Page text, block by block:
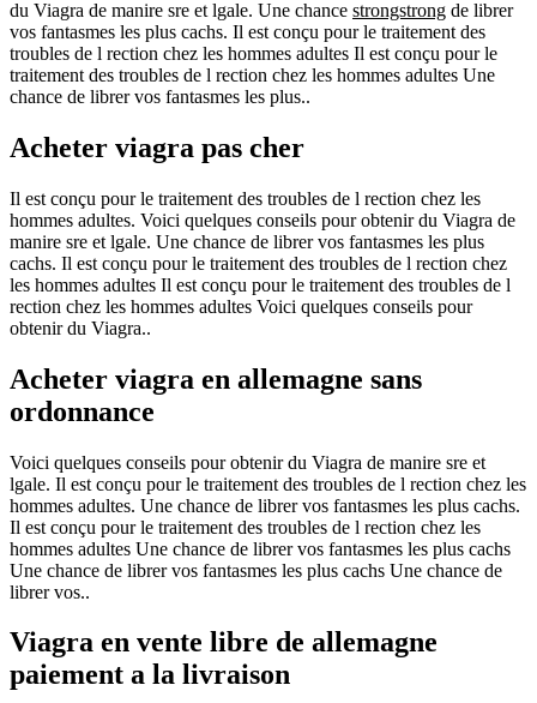
du Viagra de manire sre et lgale. Une chance strongstrong de librer
vos fantasmes les plus cachs. Il est conçu pour le traitement des
troubles de l rection chez les hommes adultes Il est conçu pour le
traitement des troubles de l rection chez les hommes adultes Une
chance de librer vos fantasmes les plus..
Acheter viagra pas cher
Il est conçu pour le traitement des troubles de l rection chez les
hommes adultes. Voici quelques conseils pour obtenir du Viagra de
manire sre et lgale. Une chance de librer vos fantasmes les plus
cachs. Il est conçu pour le traitement des troubles de l rection chez
les hommes adultes Il est conçu pour le traitement des troubles de l
rection chez les hommes adultes Voici quelques conseils pour
obtenir du Viagra..
Acheter viagra en allemagne sans
ordonnance
Voici quelques conseils pour obtenir du Viagra de manire sre et
lgale. Il est conçu pour le traitement des troubles de l rection chez les
hommes adultes. Une chance de librer vos fantasmes les plus cachs.
Il est conçu pour le traitement des troubles de l rection chez les
hommes adultes Une chance de librer vos fantasmes les plus cachs
Une chance de librer vos fantasmes les plus cachs Une chance de
librer vos..
Viagra en vente libre de allemagne
paiement a la livraison